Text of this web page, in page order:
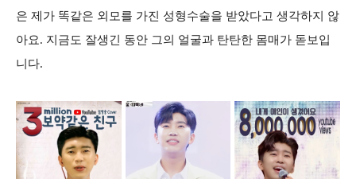
은 제가 똑같은 외모를 가진 성형수술을 받았다고 생각하지 않
아요. 지금도 잘생긴 동안 그의 얼굴과 탄탄한 몸매가 돋보입
니다.